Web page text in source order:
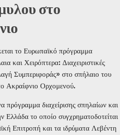
στο
το Ευρωπαϊκό πρόγραμμα
και Χειρόπτερα: Διαχειριστικές
Συμπεριφοράς» στο σπήλαιο του
Ακραίφνιο Ορχομενού.
πρόγραμμα διαχείρισης σπηλαίων και
Ελλάδα το οποίο συγχρηματοδοτείται
Επιτροπή και τα ιδρύματα Λεβέντη